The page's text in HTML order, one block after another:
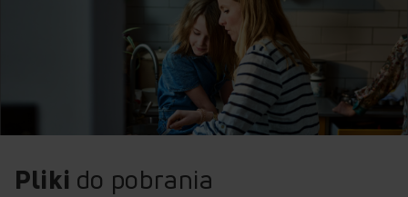
Pliki do pobrania